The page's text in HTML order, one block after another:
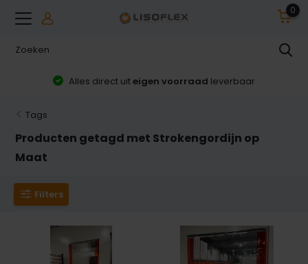
0
Alles direct uiteigen voorraad leverbaar
Tags
Producten getagd met Strokengordijn op
Maat
Filters